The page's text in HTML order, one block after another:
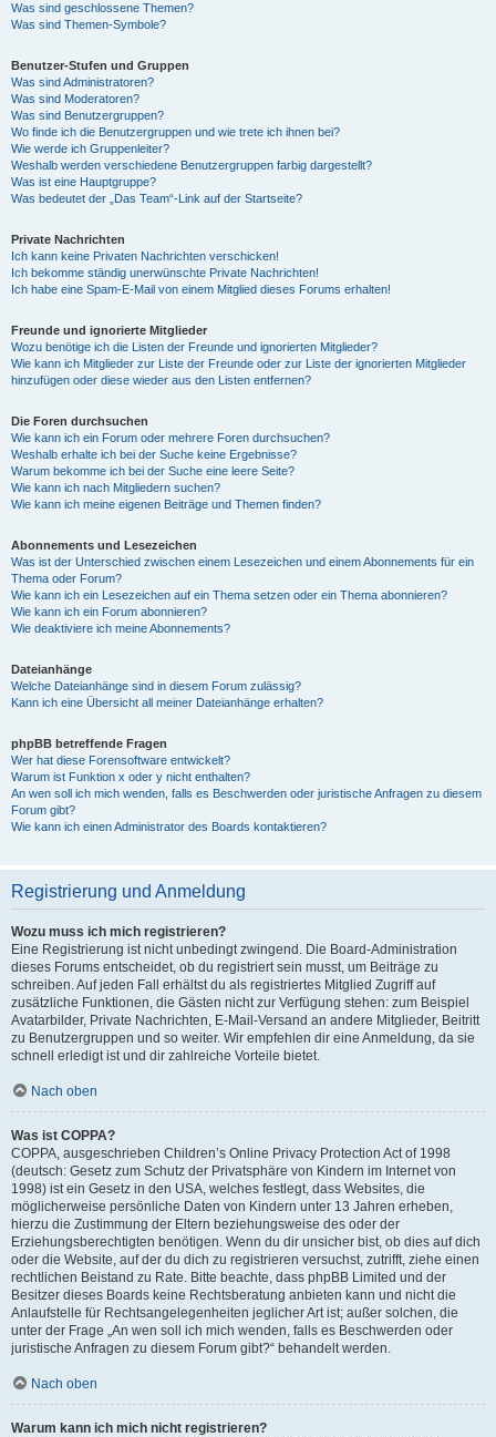
Was sind geschlossene Themen?
Was sind Themen-Symbole?
Benutzer-Stufen und Gruppen
Was sind Administratoren?
Was sind Moderatoren?
Was sind Benutzergruppen?
Wo finde ich die Benutzergruppen und wie trete ich ihnen bei?
Wie werde ich Gruppenleiter?
Weshalb werden verschiedene Benutzergruppen farbig dargestellt?
Was ist eine Hauptgruppe?
Was bedeutet der „Das Team“-Link auf der Startseite?
Private Nachrichten
Ich kann keine Privaten Nachrichten verschicken!
Ich bekomme ständig unerwünschte Private Nachrichten!
Ich habe eine Spam-E-Mail von einem Mitglied dieses Forums erhalten!
Freunde und ignorierte Mitglieder
Wozu benötige ich die Listen der Freunde und ignorierten Mitglieder?
Wie kann ich Mitglieder zur Liste der Freunde oder zur Liste der ignorierten Mitglieder
hinzufügen oder diese wieder aus den Listen entfernen?
Die Foren durchsuchen
Wie kann ich ein Forum oder mehrere Foren durchsuchen?
Weshalb erhalte ich bei der Suche keine Ergebnisse?
Warum bekomme ich bei der Suche eine leere Seite?
Wie kann ich nach Mitgliedern suchen?
Wie kann ich meine eigenen Beiträge und Themen finden?
Abonnements und Lesezeichen
Was ist der Unterschied zwischen einem Lesezeichen und einem Abonnements für ein
Thema oder Forum?
Wie kann ich ein Lesezeichen auf ein Thema setzen oder ein Thema abonnieren?
Wie kann ich ein Forum abonnieren?
Wie deaktiviere ich meine Abonnements?
Dateianhänge
Welche Dateianhänge sind in diesem Forum zulässig?
Kann ich eine Übersicht all meiner Dateianhänge erhalten?
phpBB betreffende Fragen
Wer hat diese Forensoftware entwickelt?
Warum ist Funktion x oder y nicht enthalten?
An wen soll ich mich wenden, falls es Beschwerden oder juristische Anfragen zu diesem
Forum gibt?
Wie kann ich einen Administrator des Boards kontaktieren?
Registrierung und Anmeldung
Wozu muss ich mich registrieren?
Eine Registrierung ist nicht unbedingt zwingend. Die Board-Administration
dieses Forums entscheidet, ob du registriert sein musst, um Beiträge zu
schreiben. Auf jeden Fall erhältst du als registriertes Mitglied Zugriff auf
zusätzliche Funktionen, die Gästen nicht zur Verfügung stehen: zum Beispiel
Avatarbilder, Private Nachrichten, E-Mail-Versand an andere Mitglieder, Beitritt
zu Benutzergruppen und so weiter. Wir empfehlen dir eine Anmeldung, da sie
schnell erledigt ist und dir zahlreiche Vorteile bietet.
Nach oben
Was ist COPPA?
COPPA, ausgeschrieben Children’s Online Privacy Protection Act of 1998
(deutsch: Gesetz zum Schutz der Privatsphäre von Kindern im Internet von
1998) ist ein Gesetz in den USA, welches festlegt, dass Websites, die
möglicherweise persönliche Daten von Kindern unter 13 Jahren erheben,
hierzu die Zustimmung der Eltern beziehungsweise des oder der
Erziehungsberechtigten benötigen. Wenn du dir unsicher bist, ob dies auf dich
oder die Website, auf der du dich zu registrieren versuchst, zutrifft, ziehe einen
rechtlichen Beistand zu Rate. Bitte beachte, dass phpBB Limited und der
Besitzer dieses Boards keine Rechtsberatung anbieten kann und nicht die
Anlaufstelle für Rechtsangelegenheiten jeglicher Art ist; außer solchen, die
unter der Frage „An wen soll ich mich wenden, falls es Beschwerden oder
juristische Anfragen zu diesem Forum gibt?“ behandelt werden.
Nach oben
Warum kann ich mich nicht registrieren?